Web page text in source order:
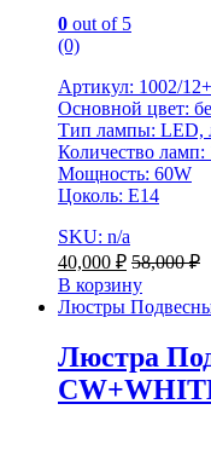
0 out of 5
(0)
Артикул: 1002/
Основной цвет:
Тип лампы: LED,
Количество ламп:
Мощность: 60W
Цоколь: Е14
SKU: n/a
40,000 ₽ 58,000₽
В корзину
Люстры
Люстра